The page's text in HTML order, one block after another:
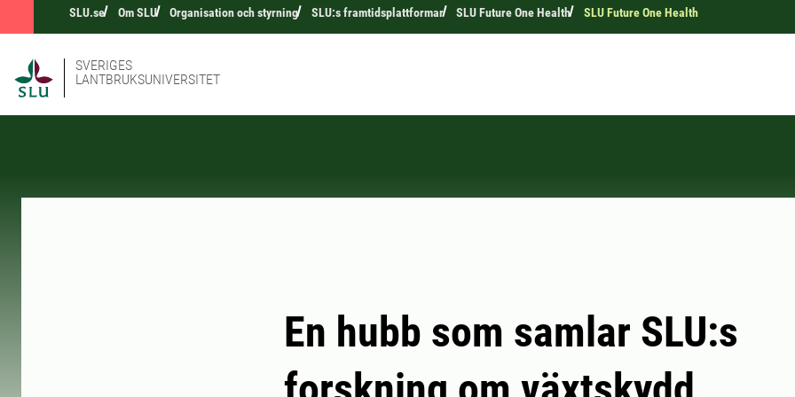
SLU.se Om SLU Organisation och styrning SLU:s framtidsplattformar SLU Future One Health SLU Future One Health
SVERIGES
LANTBRUKSUNIVERSITET
En hubb som samlar SLU:s